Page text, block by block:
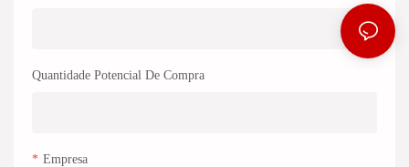
Quantidade Potencial De Compra
Empresa